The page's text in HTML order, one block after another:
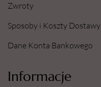
Zwroty
Sposoby i Koszty Dostawy
Dane Konta Bankowego
Informacje